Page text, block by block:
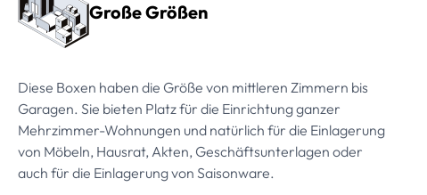
Große Größen
Diese Boxen haben die Größe von mittleren Zimmern bis
Garagen. Sie bieten Platz für die Einrichtung ganzer
Mehrzimmer-Wohnungen und natürlich für die Einlagerung
von Möbeln, Hausrat, Akten, Geschäftsunterlagen oder
auch für die Einlagerung von Saisonware.